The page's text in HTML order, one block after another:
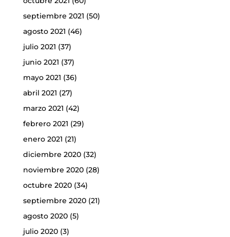
septiembre 2021 (50)
agosto 2021 (46)
julio 2021 (37)
junio 2021 (37)
mayo 2021 (36)
abril 2021 (27)
marzo 2021 (42)
febrero 2021 (29)
enero 2021 (21)
diciembre 2020(32)
noviembre 2020(28)
octubre 2020(34)
septiembre 2020(21)
agosto 2020(5)
julio 2020(3)